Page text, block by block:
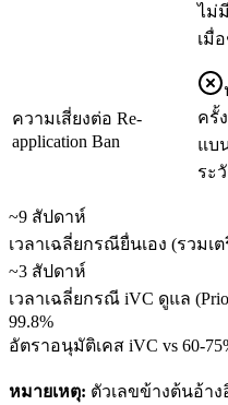
ไม่
เมื่
ความเสี่ยงต่อ Re-
application Ban
ครั้
แบ
ระ
~9 สัปดาห์
เวลาเฉลี่ยกรณียื่นเอง (รวมเ
~3 สัปดาห์
เวลาเฉลี่ยกรณี iVC ดูแล
99.8%
อัตราอนุมัติเคส iVC vs 60-
หมายเหตุ: ตัวเลขข้างต้นอ้า